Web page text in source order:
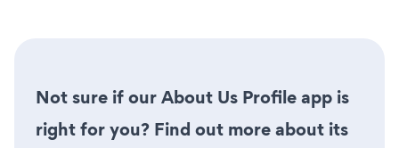
Not sure if our About Us Profile app is
right for you? Find out more about its